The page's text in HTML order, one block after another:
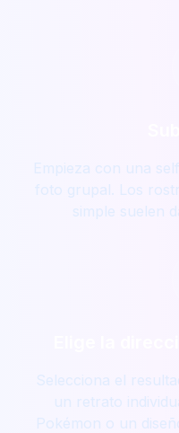
Empieza con una
foto grupal. Los
simple suelen
Selecciona el
un retrato
Pokémon o un